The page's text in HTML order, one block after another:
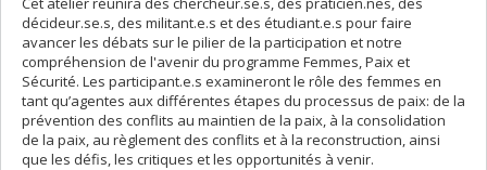
décideur.se.s, des militant.e.s et des étudiant.e.s pour faire
avancer les débats sur le pilier de la participation et notre
compréhension de l'avenir du programme Femmes, Paix et
Sécurité. Les participant.e.s examineront le rôle des femmes en
tant qu’agentes aux différentes étapes du processus de paix: de la
prévention des conflits au maintien de la paix, à la consolidation
de la paix, au règlement des conflits et à la reconstruction, ainsi
que les défis, les critiques et les opportunités à venir.